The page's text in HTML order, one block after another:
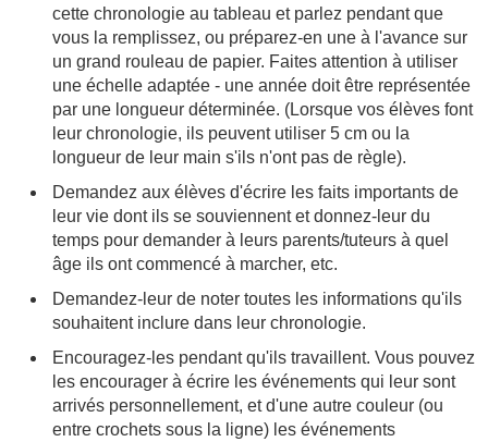
cette chronologie au tableau et parlez pendant que
vous la remplissez, ou préparez-en une à l'avance sur
un grand rouleau de papier. Faites attention à utiliser
une échelle adaptée - une année doit être représentée
par une longueur déterminée. (Lorsque vos élèves font
leur chronologie, ils peuvent utiliser 5 cm ou la
longueur de leur main s'ils n'ont pas de règle).
Demandez aux élèves d'écrire les faits importants de
leur vie dont ils se souviennent et donnez-leur du
temps pour demander à leurs parents/tuteurs à quel
âge ils ont commencé à marcher, etc.
Demandez-leur de noter toutes les informations qu'ils
souhaitent inclure dans leur chronologie.
Encouragez-les pendant qu'ils travaillent. Vous pouvez
les encourager à écrire les événements qui leur sont
arrivés personnellement, et d'une autre couleur (ou
entre crochets sous la ligne) les événements